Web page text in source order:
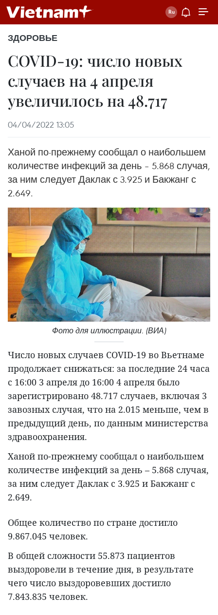
ЗДОРОВЬЕ
COVID-19: число новых
случаев на 4 апреля
увеличилось на 48.717
04/04/2022 13:05
Ханой по-прежнему сообщал о наибольшем
количестве инфекций за день – 5.868 случая,
за ним следует Даклак с 3.925 и Бакжанг с
2.649.
Фото для иллюстрации. (ВИА)
Число новых случаев COVID-19 во Вьетнаме
продолжает снижаться: за последние 24 часа
с 16:00 3 апреля до 16:00 4 апреля было
зарегистрировано 48.717 случаев, включая 3
завозных случая, что на 2.015 меньше, чем в
предыдущий день, по данным министерства
здравоохранения.
Ханой по-прежнему сообщал о наибольшем
количестве инфекций за день – 5.868 случая,
за ним следует Даклак с 3.925 и Бакжанг с
2.649.
Общее количество по стране достигло
9.867.045 человек.
В общей сложности 55.873 пациентов
выздоровели в течение дня, в результате
чего число выздоровевших достигло
7.843.835 человек.